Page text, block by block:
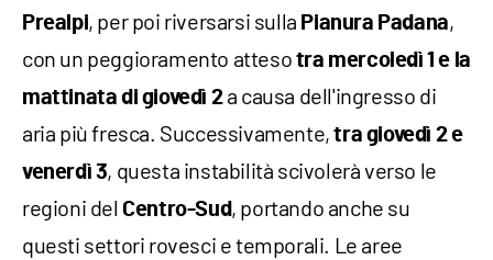
Prealpi, per poi riversarsi sulla Pianura Padana,
con un peggioramento atteso tra mercoledì 1 e la
mattinata di giovedì 2a causa dell'ingresso di
aria più fresca. Successivamente, tra giovedì 2 e
venerdì 3, questa instabilità scivolerà verso le
regioni del Centro-Sud, portando anche su
questi settori rovesci e temporali. Le aree